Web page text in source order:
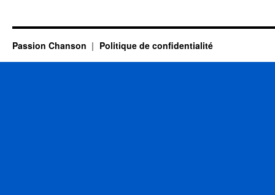
Passion Chanson Politique de confidentialité